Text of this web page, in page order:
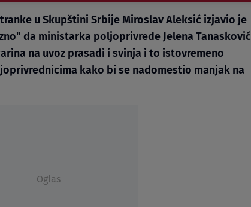
u Skupštini Srbije Miroslav Aleksić izjavio je
da ministarka poljoprivrede Jelena Tanasković
na uvoz prasadi i svinja i to istovremeno
kako bi se nadomestio manjak na
Oglas